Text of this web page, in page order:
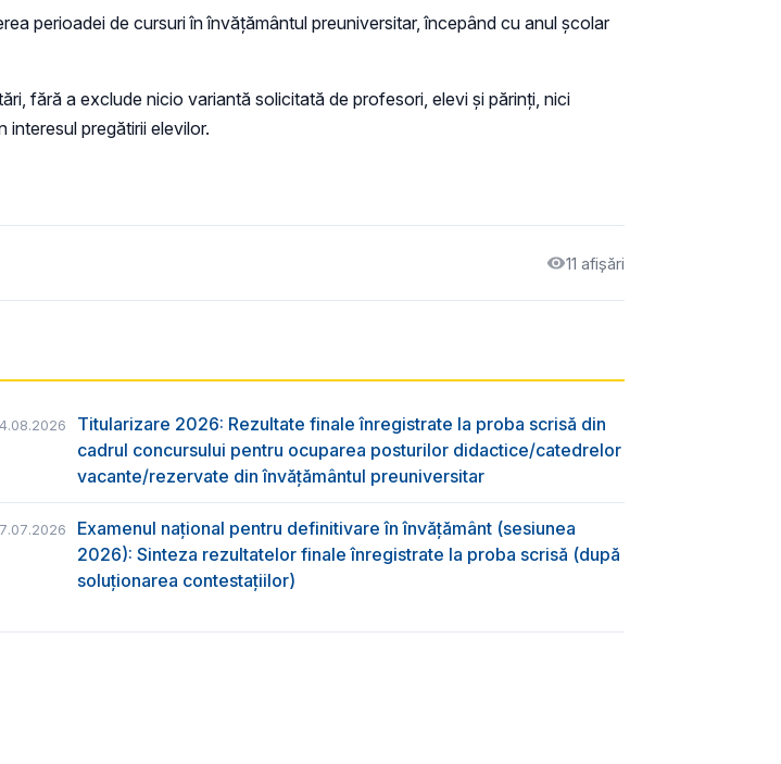
perioadei de cursuri în învățământul preuniversitar, începând cu anul școlar
fără a exclude nicio variantă solicitată de profesori, elevi și părinți, nici
interesul pregătirii elevilor.
11 afișări
Titularizare 2026: Rezultate finale înregistrate la proba scrisă din
cadrul concursului pentru ocuparea posturilor didactice/catedrelor
vacante/rezervate din învăţământul preuniversitar
Examenul național pentru definitivare în învățământ (sesiunea
2026): Sinteza rezultatelor finale înregistrate la proba scrisă (după
soluționarea contestațiilor)